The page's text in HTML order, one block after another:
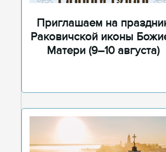
Приглашаем на
Раковичской иконы
Матери (9–10 августа)